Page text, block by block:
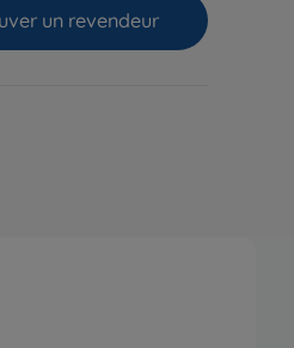
un revendeur